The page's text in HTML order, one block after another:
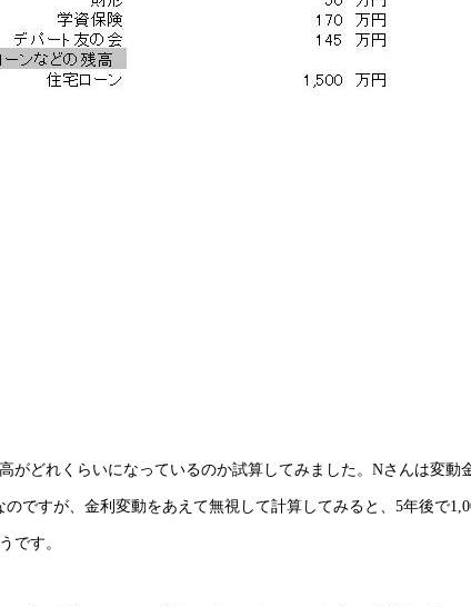
がどれくらいになっているのか試算してみました。Nさんは変動
ですが、金利変動をあえて無視して計算してみると、5年後で
です。